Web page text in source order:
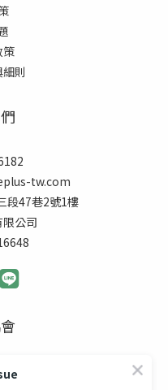
策
則
tw.com
段47巷2號1樓
公司
FUTURE